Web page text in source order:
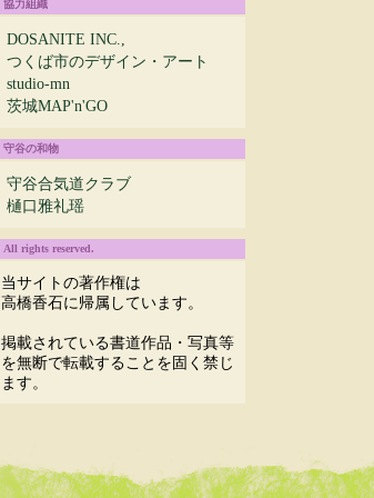
協力組織
DOSANITE INC.,
つくば市のデザイン・アート
studio-mn
茨城MAP'n'GO
守谷の和物
守谷合気道クラブ
樋口雅礼瑶
All rights reserved.
当サイトの著作権は
高橋香石に帰属しています。
掲載されている書道作品・写真等
を無断で転載することを固く禁じ
ます。